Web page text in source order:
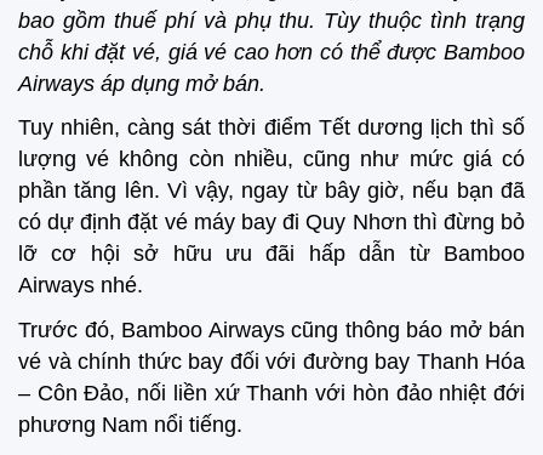
bao gồm thuế phí và phụ thu. Tùy thuộc tình trạng
chỗ khi đặt vé, giá vé cao hơn có thể được Bamboo
Airways áp dụng mở bán.
Tuy nhiên, càng sát thời điểm Tết dương lịch thì số
lượng vé không còn nhiều, cũng như mức giá có
phần tăng lên. Vì vậy, ngay từ bây giờ, nếu bạn đã
có dự định đặt vé máy bay đi Quy Nhơn thì đừng bỏ
lỡ cơ hội sở hữu ưu đãi hấp dẫn từ Bamboo
Airways nhé.
Trước đó, Bamboo Airways cũng thông báo mở bán
vé và chính thức bay đối với đường bay Thanh Hóa
– Côn Đảo, nối liền xứ Thanh với hòn đảo nhiệt đới
phương Nam nổi tiếng.